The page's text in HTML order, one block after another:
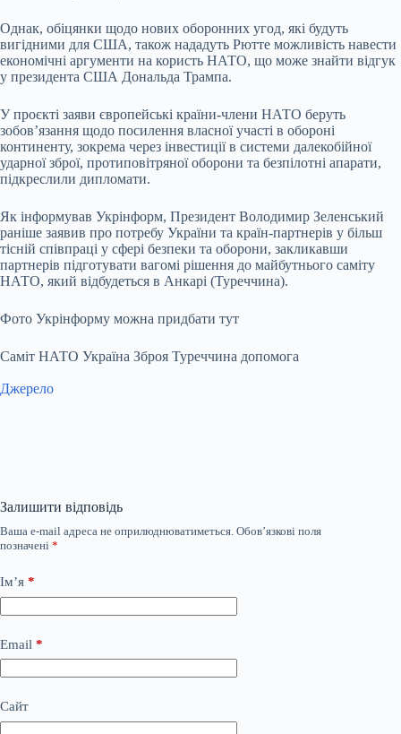
Однак, обіцянки щодо нових оборонних угод, які будуть
вигідними для США, також нададуть Рютте можливість навести
економічні аргументи на користь НАТО, що може знайти відгук
у президента США Дональда Трампа.
У проєкті заяви європейські країни-члени НАТО беруть
зобов’язання щодо посилення власної участі в обороні
континенту, зокрема через інвестиції в системи далекобійної
ударної зброї, протиповітряної оборони та безпілотні апарати,
підкреслили дипломати.
Як інформував Укрінформ, Президент Володимир Зеленський
раніше заявив про потребу України та країн-партнерів у більш
тісній співпраці у сфері безпеки та оборони, закликавши
партнерів підготувати вагомі рішення до майбутнього саміту
НАТО, який відбудеться в Анкарі (Туреччина).
Фото Укрінформу можна придбати тут
Саміт НАТО Україна Зброя Туреччина допомога
Джерело
Залишити відповідь
Ваша e-mail адреса не оприлюднюватиметься. Обов’язкові поля
позначені *
Ім’я *
Email *
Сайт